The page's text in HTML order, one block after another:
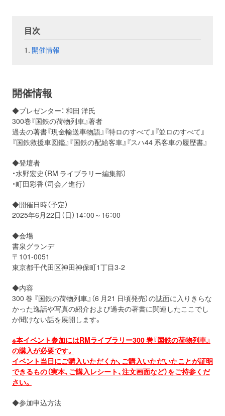
目次
開催情報
開催情報
◆プレゼンター： 和田 洋氏
300巻『国鉄の荷物列車』著者
過去の著書『現金輸送車物語』『特ロのすべて』『並ロのすべて』
『国鉄救援車図鑑』『国鉄の配給客車』『スハ44 系客車の履歴書』
◆登壇者
・水野宏史（RM ライブラリー編集部）
・町田彩香（司会／進行）
◆開催日時（予定）
2025年6月22日（日）14：00～16：00
◆会場
書泉グランデ
〒101-0051
東京都千代田区神田神保町1丁目3-2
◆内容
300 巻 『国鉄の荷物列車』（6 月21 日頃発売）の誌面に入りきらな
かった逸話や写真の紹介および過去の著書に関連したここでし
か聞けない話を展開します。
※本イベント参加にはRMライブラリー300 巻『国鉄の荷物列車』
の購入が必要です。
イベント当日にご購入いただくか、ご購入いただいたことが証明
できるもの（実本、ご購入レシート、注文画面など）をご持参くだ
さい。
◆参加申込方法
フェア
お問い合わせ